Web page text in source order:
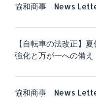
協和商事 News
【自転車の法改正】
強化と万が一への備え
協和商事 News